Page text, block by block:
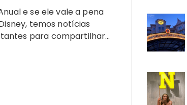
e se ele vale a pena
temos notícias
para compartilhar…